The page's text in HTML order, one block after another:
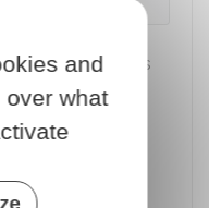
sont remboursés
de
and
what